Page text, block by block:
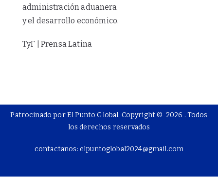
administración aduanera
y el desarrollo económico.
TyF | Prensa Latina
Patrocinado por El Punto Global. Copyright © 2026 . Todos
los derechos reservados
contactanos: elpuntoglobal2024@gmail.com